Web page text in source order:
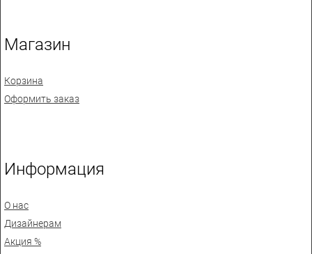
Магазин
Корзина
Оформить заказ
Информация
О нас
Дизайнерам
Акция %